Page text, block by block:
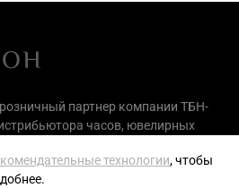
партнер компании ТБН-
часов, ювелирных
технологии, чтобы